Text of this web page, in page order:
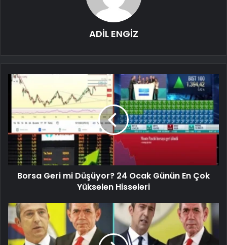
ADİL ENGİZ
Borsa Geri mi Düşüyor? 24 Ocak Günün En Çok
Yükselen Hisseleri